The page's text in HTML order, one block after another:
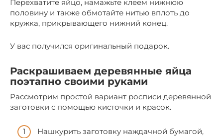
Перехватите яйцо, намажьте клеем нижнюю
половину и также обмотайте нитью вплоть до
кружка, прикрывающего нижний конец.
У вас получился оригинальный подарок.
Раскрашиваем деревянные яйца
поэтапно своими руками
Рассмотрим простой вариант росписи деревянной
заготовки с помощью кисточки и красок.
Нашкурить заготовку наждачной бумагой,